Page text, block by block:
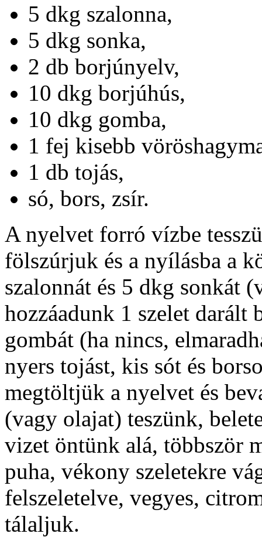
5 dkg szalonna,
5 dkg sonka,
2 db borjúnyelv,
10 dkg borjúhús,
10 dkg gomba,
1 fej kisebb
1 db tojás,
só, bors, zsír.
A nyelvet forró vízbe
fölszúrjuk és a nyílásba a
szalonnát és 5 dkg sonkát
hozzáadunk 1 szelet
gombát (ha nincs,
nyers tojást, kis sót és
megtöltjük a nyelvet és
(vagy olajat) teszünk,
vizet öntünk alá, többször
puha, vékony szeletekre
felszeletelve, vegyes,
tálaljuk.